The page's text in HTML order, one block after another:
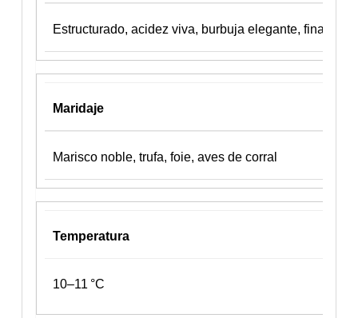
Estructurado, acidez viva, burbuja elegante, final
Maridaje
Marisco noble, trufa, foie, aves de corral
Temperatura
10–11 °C